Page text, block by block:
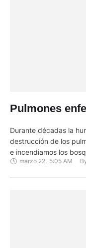
Pulmones
Durante décadas la
destrucción de los
e incendiamos los
llenamos de plástico y
marzo 22, 5:05 AM